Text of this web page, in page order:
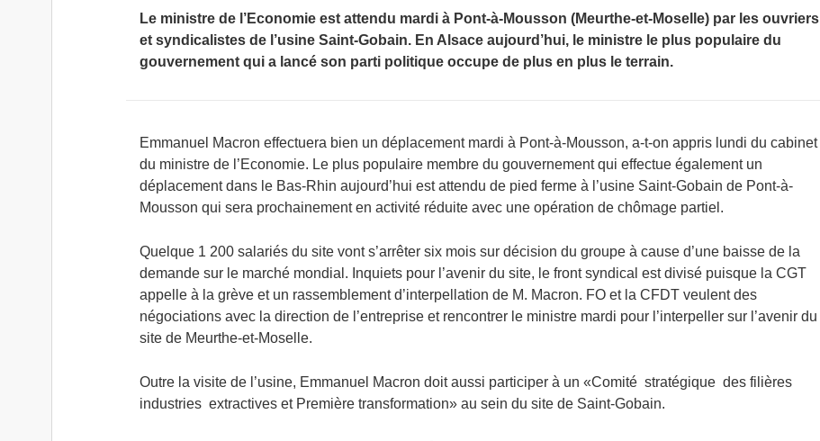
Le ministre de l’Economie est attendu mardi à Pont-à-Mousson (Meurthe-et-Moselle) par les ouvriers
et syndicalistes de l’usine Saint-Gobain. En Alsace aujourd’hui, le ministre le plus populaire du
gouvernement qui a lancé son parti politique occupe de plus en plus le terrain.
Emmanuel Macron effectuera bien un déplacement mardi à Pont-à-Mousson, a-t-on appris lundi du cabinet
du ministre de l’Economie. Le plus populaire membre du gouvernement qui effectue également un
déplacement dans le Bas-Rhin aujourd’hui est attendu de pied ferme à l’usine Saint-Gobain de Pont-à-
Mousson qui sera prochainement en activité réduite avec une opération de chômage partiel.
Quelque 1 200 salariés du site vont s’arrêter six mois sur décision du groupe à cause d’une baisse de la
demande sur le marché mondial. Inquiets pour l’avenir du site, le front syndical est divisé puisque la CGT
appelle à la grève et un rassemblement d’interpellation de M. Macron. FO et la CFDT veulent des
négociations avec la direction de l’entreprise et rencontrer le ministre mardi pour l’interpeller sur l’avenir du
site de Meurthe-et-Moselle.
Outre la visite de l’usine, Emmanuel Macron doit aussi participer à un «Comité stratégique des filières
industries extractives et Première transformation» au sein du site de Saint-Gobain.